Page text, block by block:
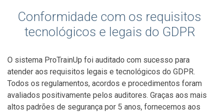
Conformidade com os requisitos
tecnológicos e legais do GDPR
O sistema ProTrainUp foi auditado com sucesso para
atender aos requisitos legais e tecnológicos do GDPR.
Todos os regulamentos, acordos e procedimentos foram
avaliados positivamente pelos auditores. Graças aos mais
altos padrões de segurança por 5 anos, fornecemos aos